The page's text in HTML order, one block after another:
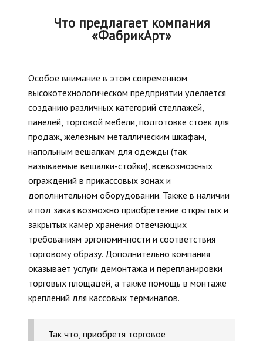
Что предлагает компания
«ФабрикАрт»
Особое внимание в этом современном
высокотехнологическом предприятии уделяется
созданию различных категорий стеллажей,
панелей, торговой мебели, подготовке стоек для
продаж, железным металлическим шкафам,
напольным вешалкам для одежды (так
называемые вешалки-стойки), всевозможных
ограждений в прикассовых зонах и
дополнительном оборудовании. Также в наличии
и под заказ возможно приобретение открытых и
закрытых камер хранения отвечающих
требованиям эргономичности и соответствия
торговому образу. Дополнительно компания
оказывает услуги демонтажа и перепланировки
торговых площадей, а также помощь в монтаже
креплений для кассовых терминалов.
Так что, приобретя торговое